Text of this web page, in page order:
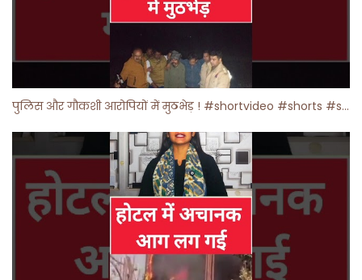
पुलिस और गौकशी आरोपियों में मुठभेड़ ! #shortvideo #shorts #shortsfeed